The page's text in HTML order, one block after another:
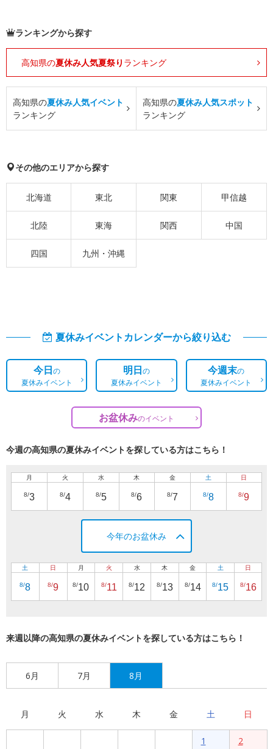
ランキングから探す
高知県の夏休み人気夏祭り ランキング
高知県の夏休み人気イベント
ランキング
高知県の夏休み人気スポット
ランキング
その他のエリアから探す
北海道 東北 関東 甲信越
北陸 東海 関西 中国
四国 九州・沖縄
夏休みイベントカレンダーから絞り込む
今日の
夏休みイベント
明日の
夏休みイベント
今週末の
夏休みイベント
お盆休みのイベント
今週の高知県の夏休みイベントを探している方はこちら！
月
8/3
火
8/4
水
8/5
木
8/6
金
8/7
土
8/8
日
8/9
今年のお盆休み
土
8/8
日
8/9
月
8/10
火
8/11
水
8/12
木
8/13
金
8/14
土
8/15
日
8/16
来週以降の高知県の夏休みイベントを探している方はこちら！
6月 7月 8月
月 火 水 木 金 土 日
1 2